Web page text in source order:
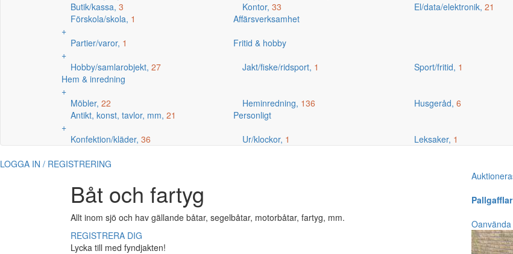
Butik/kassa, 3 Kontor, 33 El/data/elektronik, 21
Förskola/skola, 1
Affärsverksamhet
+
Partier/varor, 1
Fritid & hobby
+
Hobby/samlarobjekt, 27 Jakt/fiske/ridsport, 1 Sport/fritid, 1
Hem & inredning
+
Möbler, 22 Heminredning, 136 Husgeråd, 6
Antikt, konst, tavlor, mm, 21
Personligt
+
Konfektion/kläder, 36 Ur/klockor, 1 Leksaker, 1
LOGGA IN / REGISTRERING
Båt och fartyg
Allt inom sjö och hav gällande båtar, segelbåtar, motorbåtar, fartyg, mm.
REGISTRERA DIG
Lycka till med fyndjakten!
Pallgafflar